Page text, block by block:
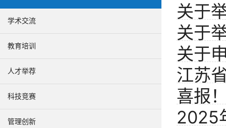
学术交流
教育培训
人才举荐
科技竞赛
管理创新
关于
的通
关于
的通
关于
江苏
科技
喜报
工程
2025